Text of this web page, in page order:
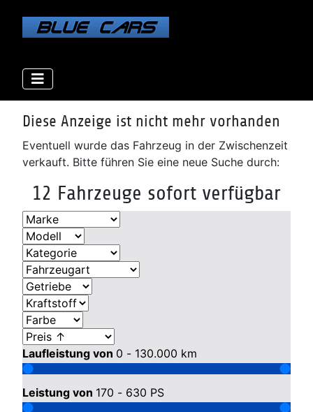
Diese Anzeige ist nicht mehr vorhanden
Eventuell wurde das Fahrzeug in der Zwischenzeit
verkauft. Bitte führen Sie eine neue Suche durch:
12 Fahrzeuge sofort verfügbar
Laufleistung von 0 - 130.000 km
Leistung von 170 - 630 PS